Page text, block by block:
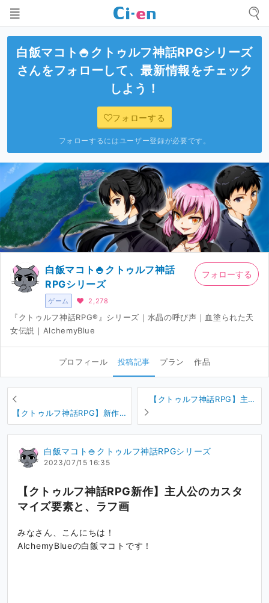
白飯マコト🍚クトゥルフ神話RPGシリーズ
さんをフォローして、最新情報をチェック
しよう！
フォローする
フォローするにはユーザー登録が必要です。
ゲーム
白飯マコト🍚クトゥルフ神話
RPGシリーズ
2,278
『クトゥルフ神話RPG®』シリーズ｜水晶の呼び声｜血塗られた天
女伝説｜AlchemyBlue
フォローする
プロフィール 投稿記事 プラン 作品
【クトゥルフ神話RPG】新作
のゲーム画面
【クトゥルフ神話RPG】主人
白飯マコト🍚クトゥルフ神話RPGシリーズ
2023/07/15 16:35
【クトゥルフ神話RPG新作】主人公のカスタ
マイズ要素と、ラフ画
みなさん、こんにちは！
AlchemyBlueの白飯マコトです！